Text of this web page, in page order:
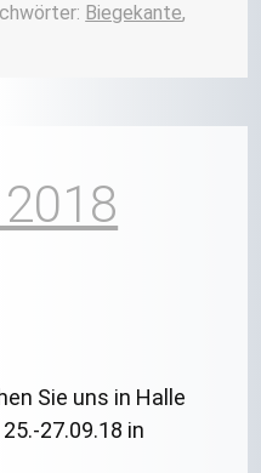
Biegekante,
Sie uns in Halle
27.09.18 in